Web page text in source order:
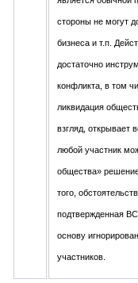
стороны не могут
бизнеса и т.п.
достаточно
конфликта, в том
ликвидация
взгляд, открывает
любой участник
общества»
того,
подтвержденная
основу
участников.